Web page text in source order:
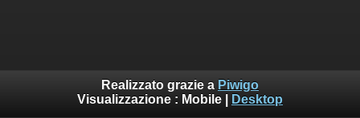
Realizzato grazie a Piwigo
Visualizzazione : Mobile Desktop